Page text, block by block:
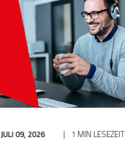
JULI 09, 2026 1 MIN LESEZEIT